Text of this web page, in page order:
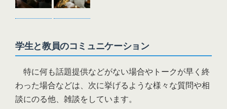
学生と教員のコミュニケーション
特に何も話題提供などがない場合やトークが早く終
わった場合などは、次に挙げるような様々な質問や相
談にのる他、雑談をしています。